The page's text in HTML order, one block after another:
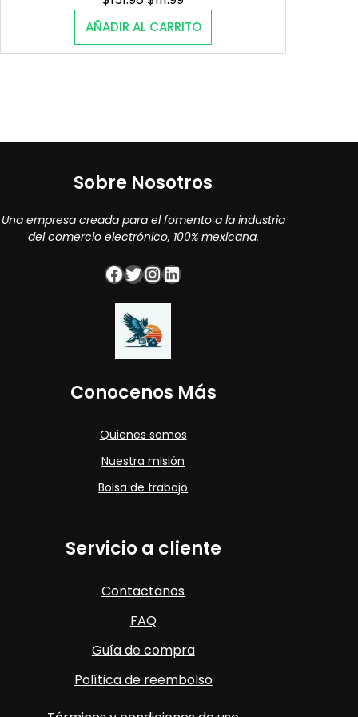
price
was:
$151.98.
price
is:
$111.99.
AÑADIR AL CARRITO
Sobre Nosotros
Una empresa creada para el fomento a la industria
del comercio electrónico, 100% mexicana.
Facebook Twitter InstagramLinkedIn
Conocenos Más
Quienes somos
Nuestra misión
Bolsa de trabajo
Servicio a cliente
Contactanos
FAQ
Guía de compra
Política de reembolso